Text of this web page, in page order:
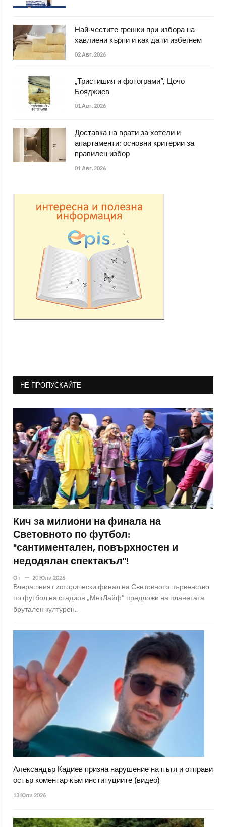
Най-честите грешки при избора на
хавлиени кърпи и как да ги избегнем
02 Авг. 2026
„Тристишия и фотограми“, Цочо
Бояджиев
01 Авг. 2026
Доставка на врати за хотели и
апартаменти: основни критерии за
правилен избор
01 Авг. 2026
НЕ ПРОПУСКАЙТЕ
Кич за милиони на финала на
Световното по футбол:
"сантиментален, повърхностен и
недодялан спектакъл"!
От 20 Юли 2026
Вчерашният исторически финал на Световното първенство
по футбол на стадион „МетЛайф“ предложи на планетата
брутален културен..
Александър Кадиев призна нарушение на пътя и отправи
остър коментар към институциите (видео)
13 Юли 2026